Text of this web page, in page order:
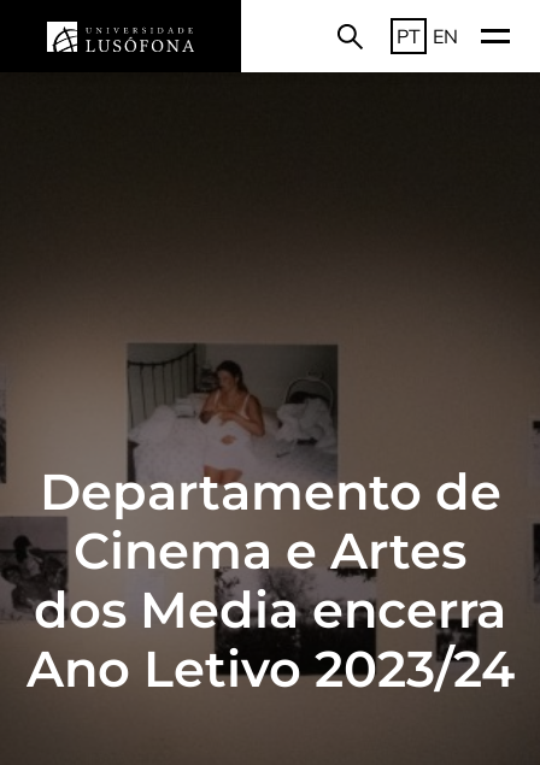
PT EN
Departamento de
Cinema e Artes
dos Media encerra
Ano Letivo 2023/24